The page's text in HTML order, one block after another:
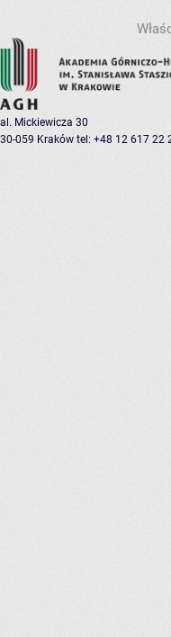
al. Mickiewicza 30
30-059 Kraków tel: +48 12 617 22